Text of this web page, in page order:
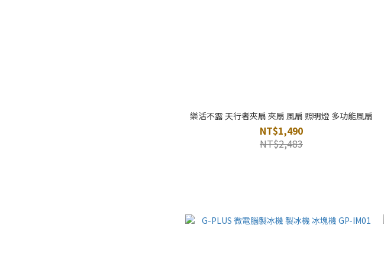
樂活不露 天行者夾扇 夾扇 風扇 照明燈 多功能風扇
NT$1,490
NT$2,483